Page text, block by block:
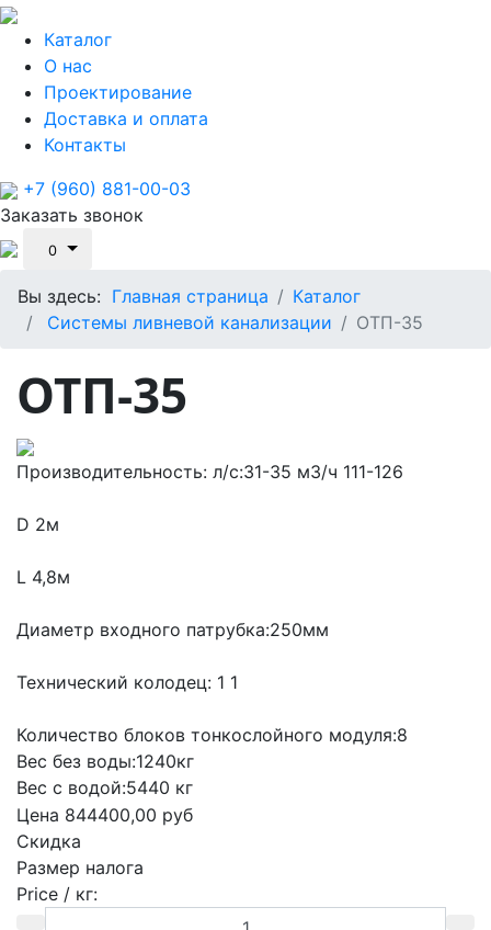
Каталог
О нас
Проектирование
Доставка и оплата
Контакты
+7 (960) 881-00-03
Заказать звонок
0
Вы здесь: Главная страница
Каталог
Системы ливневой канализации
ОТП-35
ОТП-35
Производительность: л/c:31-35 м3/ч 111-126
D 2м
L 4,8м
Диаметр входного патрубка:250мм
Технический колодец: 1 1
Количество блоков тонкослойного модуля:8
Вес без воды:1240кг
Вес с водой:5440 кг
Цена 844400,00 руб
Скидка
Размер налога
Price / кг: